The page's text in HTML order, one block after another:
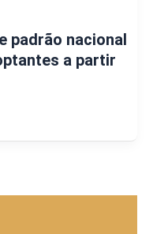
padrão nacional
a partir